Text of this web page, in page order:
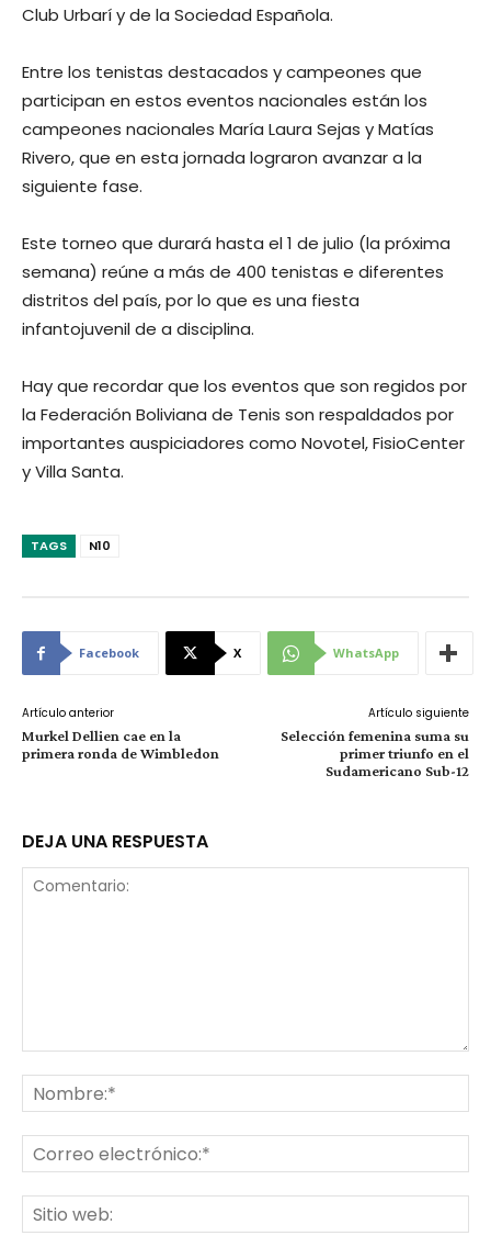
Club Urbarí y de la Sociedad Española.
Entre los tenistas destacados y campeones que
participan en estos eventos nacionales están los
campeones nacionales María Laura Sejas y Matías
Rivero, que en esta jornada lograron avanzar a la
siguiente fase.
Este torneo que durará hasta el 1 de julio (la próxima
semana) reúne a más de 400 tenistas e diferentes
distritos del país, por lo que es una fiesta
infantojuvenil de a disciplina.
Hay que recordar que los eventos que son regidos por
la Federación Boliviana de Tenis son respaldados por
importantes auspiciadores como Novotel, FisioCenter
y Villa Santa.
TAGS N10
Facebook X WhatsApp
Artículo anterior
Murkel Dellien cae en la
primera ronda de Wimbledon
Artículo siguiente
Selección femenina suma su
primer triunfo en el
Sudamericano Sub-12
DEJA UNA RESPUESTA